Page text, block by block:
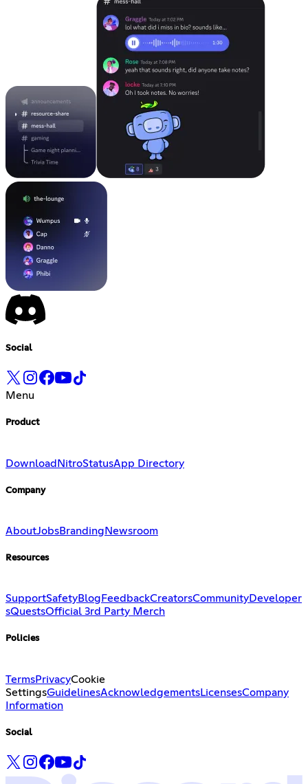
Social
Menu
Product
DownloadNitroStatusApp Directory
Company
AboutJobsBranding Newsroom
Resources
SupportSafetyBlog FeedbackCreatorsCommunityDeveloper
sQuestsOfficial 3rd Party Merch
Policies
TermsPrivacyCookie
SettingsGuidelinesAcknowledgementsLicensesCompany
Information
Social